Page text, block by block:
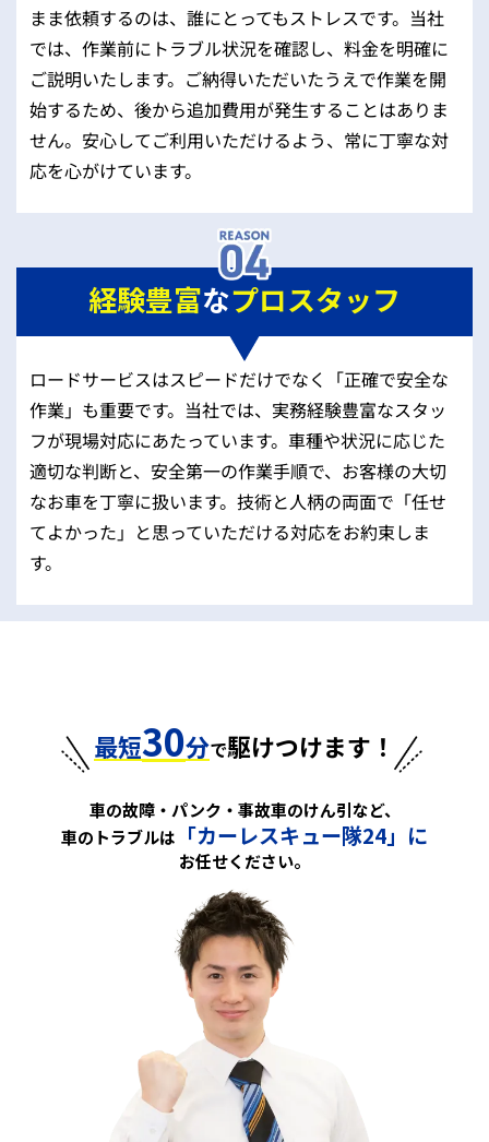
まま依頼するのは、誰にとってもストレスです。当社
では、作業前にトラブル状況を確認し、料金を明確に
ご説明いたします。ご納得いただいたうえで作業を開
始するため、後から追加費用が発生することはありま
せん。安心してご利用いただけるよう、常に丁寧な対
応を心がけています。
経験豊富なプロスタッフ
ロードサービスはスピードだけでなく「正確で安全な
作業」も重要です。当社では、実務経験豊富なスタッ
フが現場対応にあたっています。車種や状況に応じた
適切な判断と、安全第一の作業手順で、お客様の大切
なお車を丁寧に扱います。技術と人柄の両面で「任せ
てよかった」と思っていただける対応をお約束しま
す。
最短30分で駆けつけます！
車の故障・パンク・事故車のけん引など、
車のトラブルは
「カーレスキュー隊24」に
お任せください。